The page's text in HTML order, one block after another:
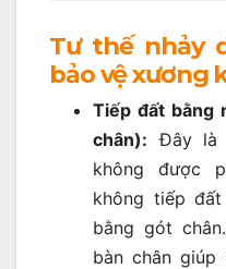
Tư thế nhảy
bảo vệ xương
Tiếp đất bằng
chân): Đây là
không được
không tiếp
bằng gót
bàn chân